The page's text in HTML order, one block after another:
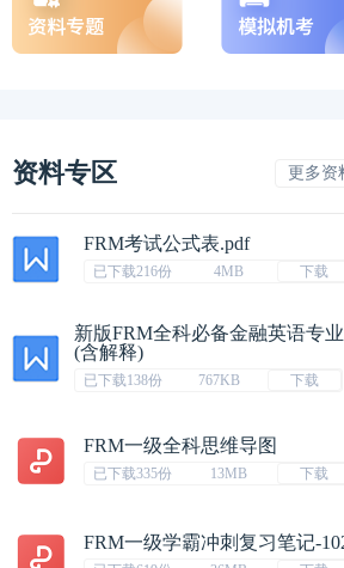
资料专区 更多资
FRM考试公式表.pdf
已下载216份 4MB 下载
新版FRM全科必备金融英语专
(含解释)
已下载138份 767KB 下载
FRM一级全科思维导图
已下载335份 13MB 下载
FRM一级学霸冲刺复习笔记-